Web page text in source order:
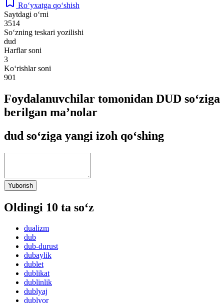
Ro‘yxatga qo‘shish
Saytdagi o‘rni
3514
So‘zning teskari yozilishi
dud
Harflar soni
3
Ko‘rishlar soni
901
Foydalanuvchilar tomonidan DUD so‘ziga
berilgan ma’nolar
dud so‘ziga yangi izoh qo‘shing
Yuborish
Oldingi 10 ta so‘z
dualizm
dub
dub-durust
dubaylik
dublet
dublikat
dublinlik
dublyaj
dublyor